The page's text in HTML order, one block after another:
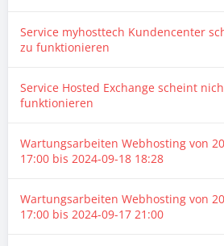
Service myhosttech Kundencenter
zu funktionieren
Service Hosted Exchange scheint
funktionieren
Wartungsarbeiten Webhosting von
17:00 bis 2024-09-18 18:28
Wartungsarbeiten Webhosting von
17:00 bis 2024-09-17 21:00